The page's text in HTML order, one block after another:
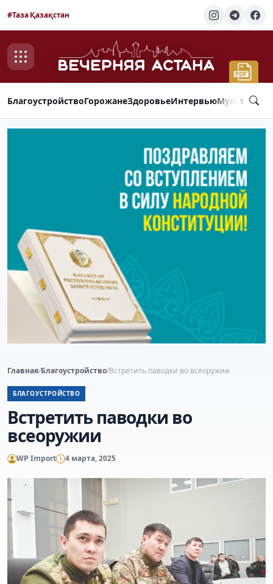
#Таза Қазақстан
БлагоустройствоГорожанеЗдоровьеИнтервью
Главная/Благоустройство/Встретить паводки во всеоружии
БЛАГОУСТРОЙСТВО
Встретить паводки во
всеоружии
WP Import 4 марта, 2025